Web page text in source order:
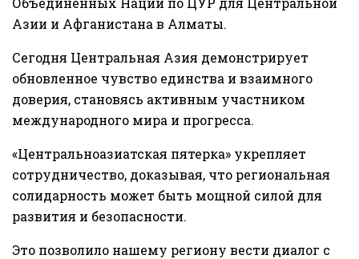
Азии и Афганистана в Алматы.
Сегодня Центральная Азия демонстрирует
обновленное чувство единства и взаимного
доверия, становясь активным участником
международного мира и прогресса.
«Центральноазиатская пятерка» укрепляет
сотрудничество, доказывая, что региональная
солидарность может быть мощной силой для
развития и безопасности.
Это позволило нашему региону вести диалог с